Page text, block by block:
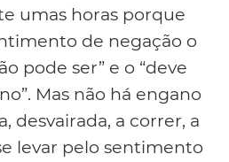
umas horas porque
de negação o
pode ser” e o “deve
Mas não há engano
desvairada, a correr, a
levar pelo sentimento